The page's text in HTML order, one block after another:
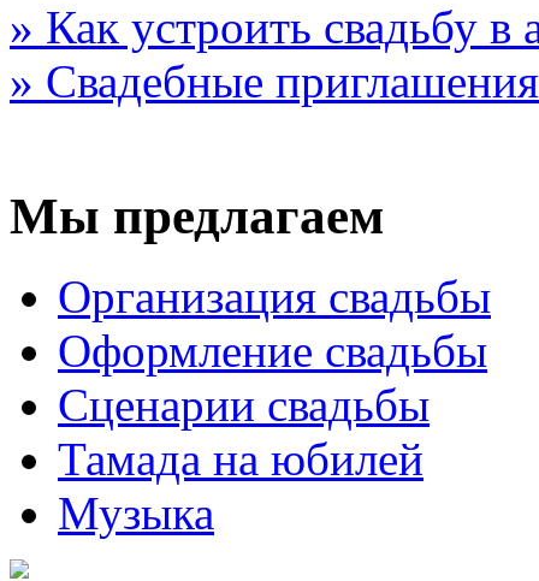
» Как устроить свадьбу в
» Свадебные приглашения
Мы предлагаем
Организация свадьбы
Оформление свадьбы
Сценарии свадьбы
Тамада на юбилей
Музыка